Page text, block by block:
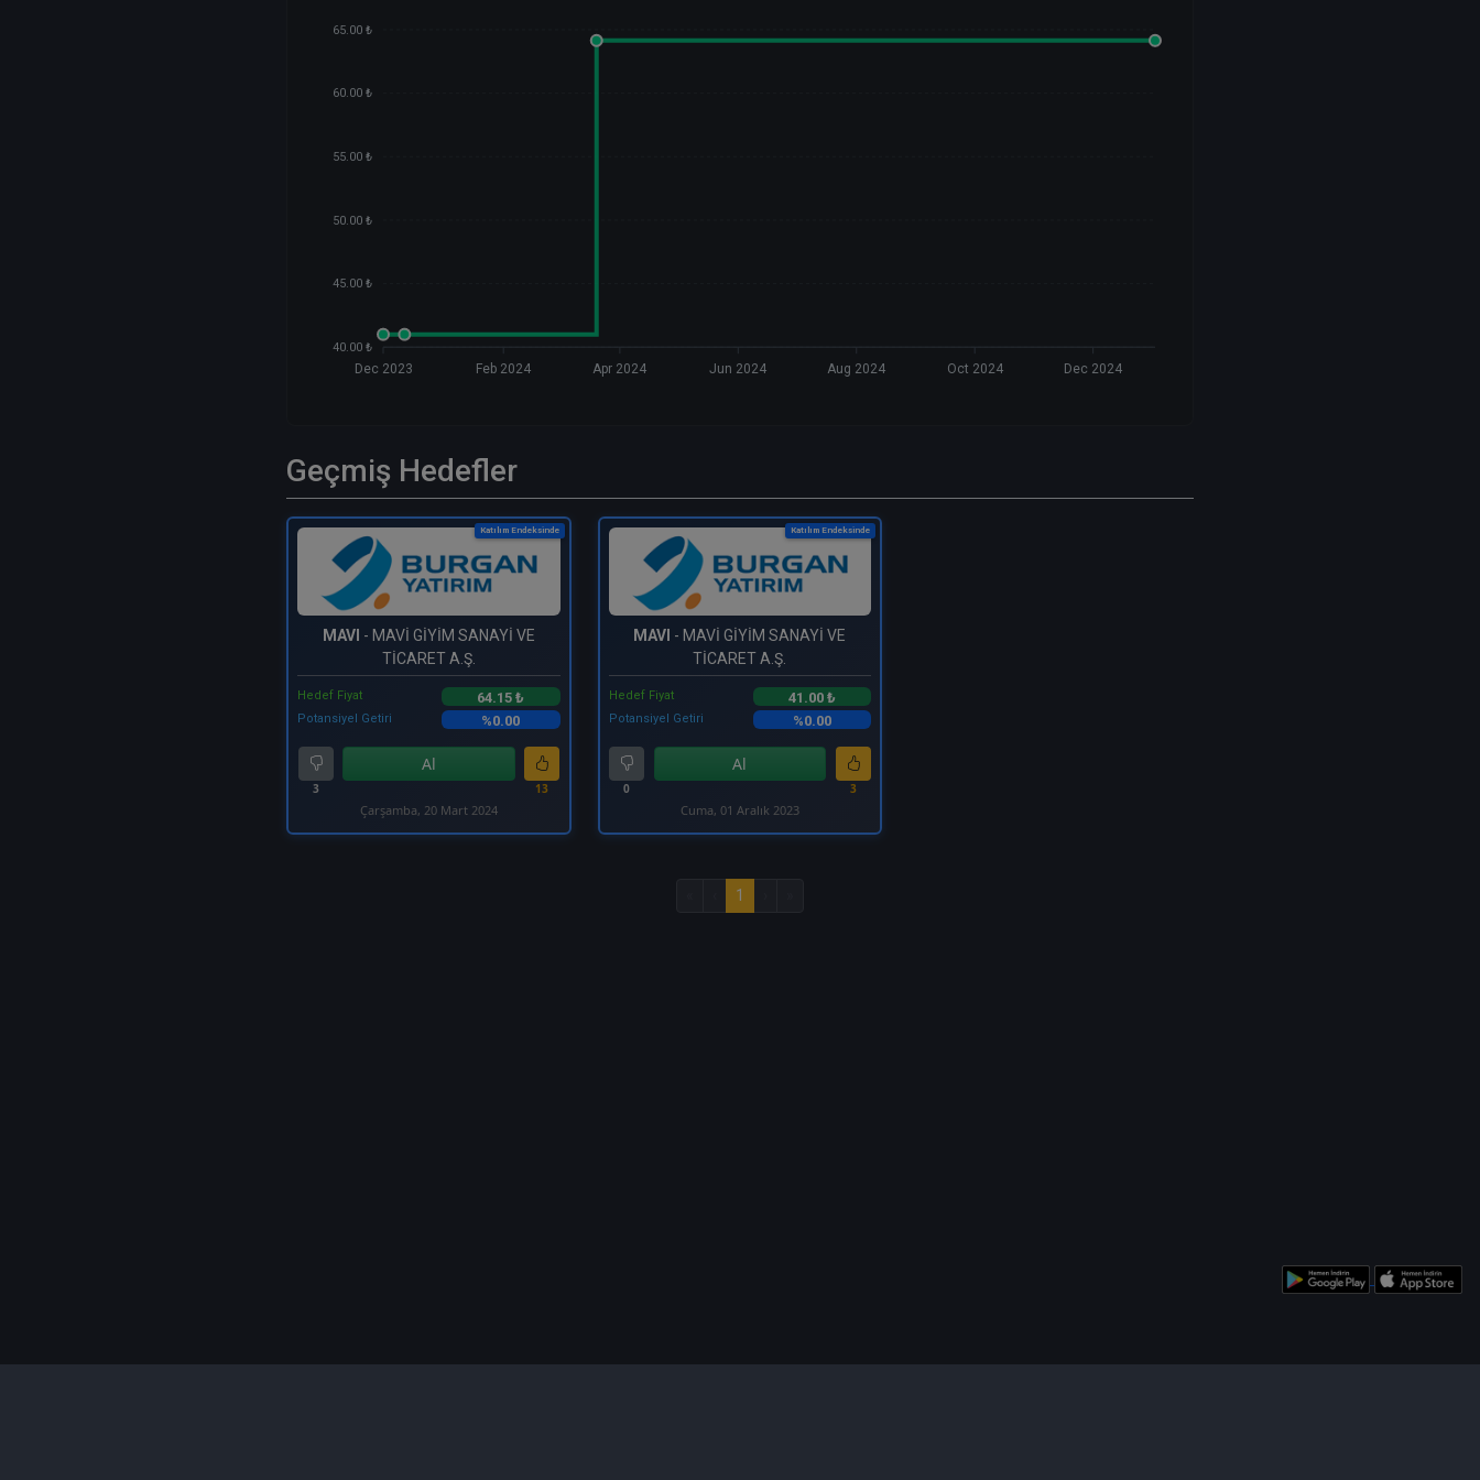
65.00 ₺
60.00 ₺
55.00 ₺
50.00 ₺
45.00 ₺
40.00 ₺
Dec 2023 Feb 2024 Apr 2024 Jun 2024 Aug 2024 Oct 2024 Dec 2024
Geçmiş Hedefler
Katılım Endeksinde
MAVI - MAVİ GİYİM SANAYİ VE
TİCARET A.Ş.
Hedef Fiyat 64.15 ₺
Potansiyel Getiri %0.00
3
Al
13
Çarşamba, 20 Mart 2024
Katılım Endeksinde
MAVI - MAVİ GİYİM SANAYİ VE
TİCARET A.Ş.
Hedef Fiyat 41.00 ₺
Potansiyel Getiri %0.00
0
Al
3
Cuma, 01 Aralık 2023
1